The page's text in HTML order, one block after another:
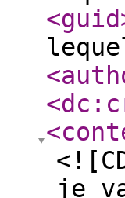
<guid
je